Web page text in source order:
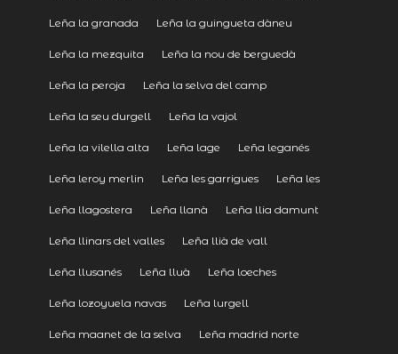
Leña la granada Leña la guingueta dàneu
Leña la mezquita Leña la nou de berguedà
Leña la peroja Leña la selva del camp
Leña la seu durgell Leña la vajol
Leña la vilella alta Leña lage Leña leganés
Leña leroy merlin Leña les garrigues Leña les
Leña llagostera Leña llanà Leña llia damunt
Leña llinars del valles Leña llià de vall
Leña llusanés Leña lluà Leña loeches
Leña lozoyuela navas Leña lurgell
Leña maanet de la selva Leña madrid norte